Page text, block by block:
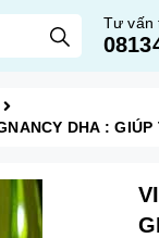
Tư vấn
DHA :